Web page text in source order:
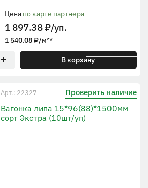
Цена по карте партнера
1 897.38₽/уп.
1 540.08₽/м²*
* По рабочей ширине
В корзину
Арт.: 22327 Проверить наличие
Вагонка липа 15*96(88)*1500мм
сорт Экстра (10шт/уп)